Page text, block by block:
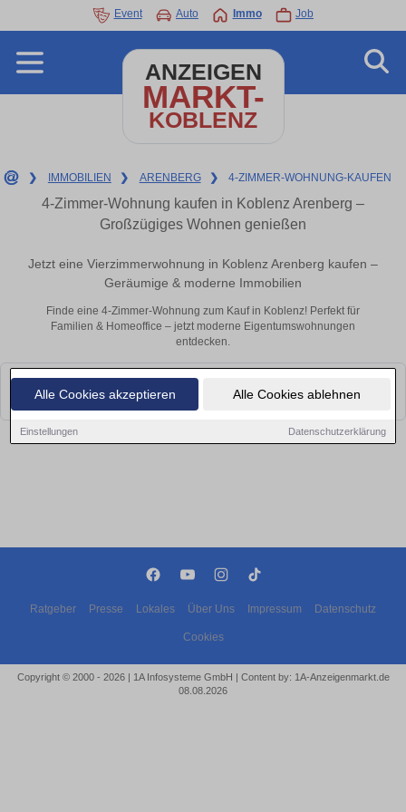
Alle Cookies akzeptieren Alle Cookies ablehnen
Einstellungen Datenschutzerklärung
Event Auto Immo Job
ANZEIGEN
MARKT-
KOBLENZ
❯ IMMOBILIEN ❯ ARENBERG ❯ 4-ZIMMER-WOHNUNG-KAUFEN
4-Zimmer-Wohnung kaufen in Koblenz Arenberg –
Großzügiges Wohnen genießen
Jetzt eine Vierzimmerwohnung in Koblenz Arenberg kaufen –
Geräumige & moderne Immobilien
Finde eine 4-Zimmer-Wohnung zum Kauf in Koblenz! Perfekt für
Familien & Homeoffice – jetzt moderne Eigentumswohnungen
entdecken.
Leider konnten wir derzeit keine passenden Objekte finden. Schauen Sie
bald wieder vorbei!
Ratgeber Presse Lokales Über Uns Impressum Datenschutz
Cookies
Copyright © 2000 - 2026 | 1A Infosysteme GmbH | Content by: 1A-Anzeigenmarkt.de
08.08.2026